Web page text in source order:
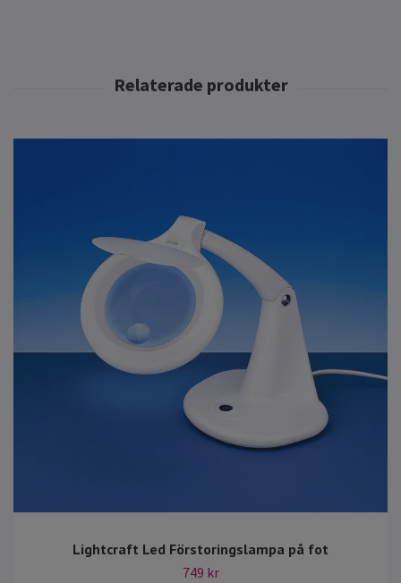
Lightcraft Led Förstoringslampa på fot
749 kr